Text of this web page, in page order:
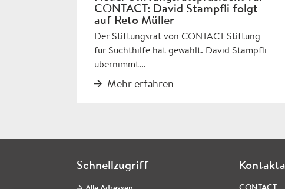
CONTACT: David Stampfli folgt
auf Reto Müller
Der Stiftungsrat von CONTACT Stiftung
für Suchthilfe hat gewählt. David Stampfli
übernimmt...
Mehr erfahren
Schnellzugriff